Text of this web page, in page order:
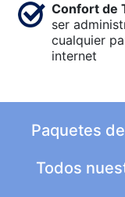
Confort de
ser
cualquier
internet
Paquetes
Todos